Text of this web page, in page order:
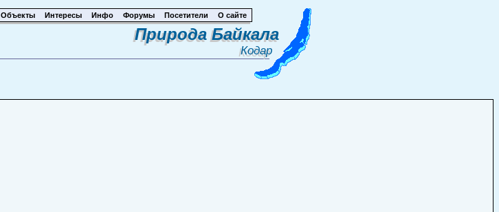
Объекты Интересы Инфо Форумы Посетители О сайте
Природа Байкала
Кодар